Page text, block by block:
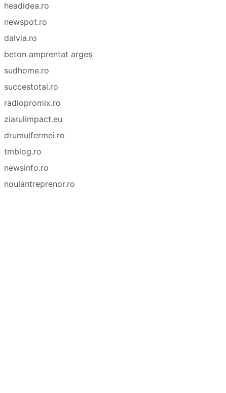
headidea.ro
newspot.ro
dalvia.ro
beton amprentat argeș
sudhome.ro
succestotal.ro
radiopromix.ro
ziarulimpact.eu
drumulfermei.ro
tmblog.ro
newsinfo.ro
noulantreprenor.ro